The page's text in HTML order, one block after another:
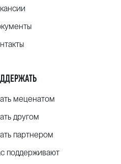
меценатом
другом
партнером
поддерживают